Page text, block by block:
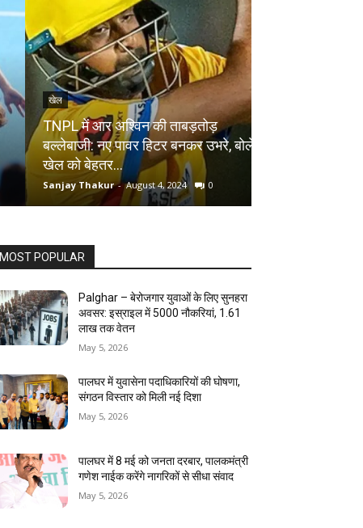
खेल
TNPL में आर अश्विन की ताबड़तोड़
बल्‍लेबाजी: नए पावर हिटर बनकर उभरे, बोले-
खेल को बेहतर…
Sanjay Thakur - August 4, 2024 0
MOST POPULAR
Palghar – बेरोजगार युवाओं के लिए सुनहरा
अवसर: इस्राइल में 5000 नौकरियां, ₹1.61
लाख तक वेतन
May 5, 2026
पालघर में युवासेना पदाधिकारियों की घोषणा,
संगठन विस्तार को मिली नई दिशा
May 5, 2026
पालघर में 8 मई को जनता दरबार, पालकमंत्री
गणेश नाईक करेंगे नागरिकों से सीधा संवाद
May 5, 2026